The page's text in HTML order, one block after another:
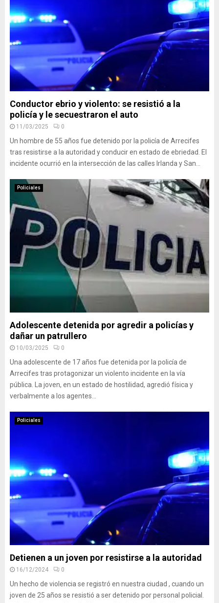
Conductor ebrio y violento: se resistió a la
policía y le secuestraron el auto
11/03/2025 0
Un hombre de 55 años fue detenido por la policía de Arrecifes
tras resistirse a la autoridad y conducir en estado de ebriedad. El
incidente ocurrió en la intersección de las calles Irlanda y San...
Policiales
Adolescente detenida por agredir a policías y
dañar un patrullero
10/03/2025 0
Una adolescente de 17 años fue detenida por la policía de
Arrecifes tras protagonizar un violento incidente en la vía
pública. La joven, en un estado de hostilidad, agredió física y
verbalmente a los agentes...
Policiales
Detienen a un joven por resistirse a la autoridad
16/12/2024 0
Un hecho de violencia se registró en nuestra ciudad , cuando un
joven de 25 años se resistió a ser detenido por personal policial.